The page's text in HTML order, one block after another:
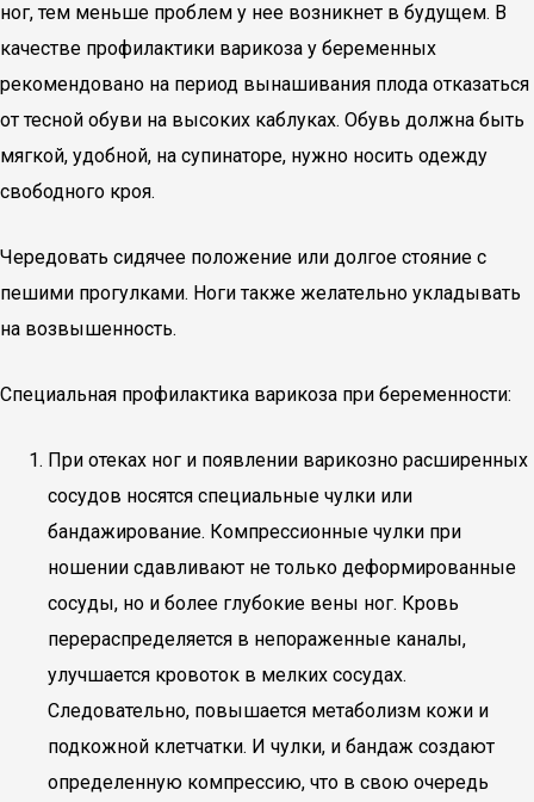
ног, тем меньше проблем у нее возникнет в будущем. В
качестве профилактики варикоза у беременных
рекомендовано на период вынашивания плода отказаться
от тесной обуви на высоких каблуках. Обувь должна быть
мягкой, удобной, на супинаторе, нужно носить одежду
свободного кроя.
Чередовать сидячее положение или долгое стояние с
пешими прогулками. Ноги также желательно укладывать
на возвышенность.
Специальная профилактика варикоза при беременности:
При отеках ног и появлении варикозно расширенных
сосудов носятся специальные чулки или
бандажирование. Компрессионные чулки при
ношении сдавливают не только деформированные
сосуды, но и более глубокие вены ног. Кровь
перераспределяется в непораженные каналы,
улучшается кровоток в мелких сосудах.
Следовательно, повышается метаболизм кожи и
подкожной клетчатки. И чулки, и бандаж создают
определенную компрессию, что в свою очередь